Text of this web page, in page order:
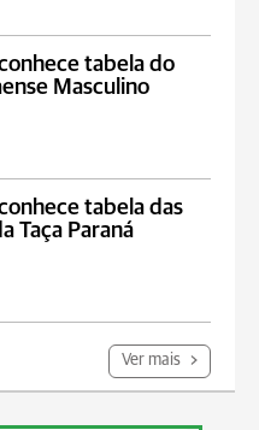
tabela do
Masculino
tabela das
Taça Paraná
Ver mais